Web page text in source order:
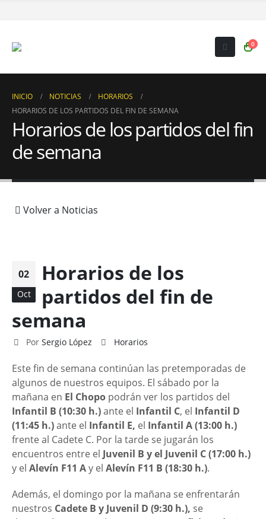
0
INICIO NOTICIAS
HORARIOS
HORARIOS DE LOS PARTIDOS DEL FIN DE SEMANA
Horarios de los partidos del fin
de semana
Volver a Noticias
02
Oct
Horarios de los
partidos del fin de
semana
Por Sergio López Horarios
Este fin de semana continúan las pretemporadas de
algunos de nuestros equipos. El sábado por la
mañana en El Chopo podrán ver los partidos del
Infantil B (10:30 h.)ante el Infantil C, el Infantil D
(11:45 h.)ante el Infantil E, el Infantil A(13:00 h.)
frente al Cadete C. Por la tarde se jugarán los
encuentros entre el Juvenil B y el Juvenil C(17:00 h.)
y el Alevín F11 Ay el Alevín F11 B (18:30 h.).
Además, el domingo por la mañana se enfrentarán
nuestros Cadete B y Juvenil D (9:30 h.), se